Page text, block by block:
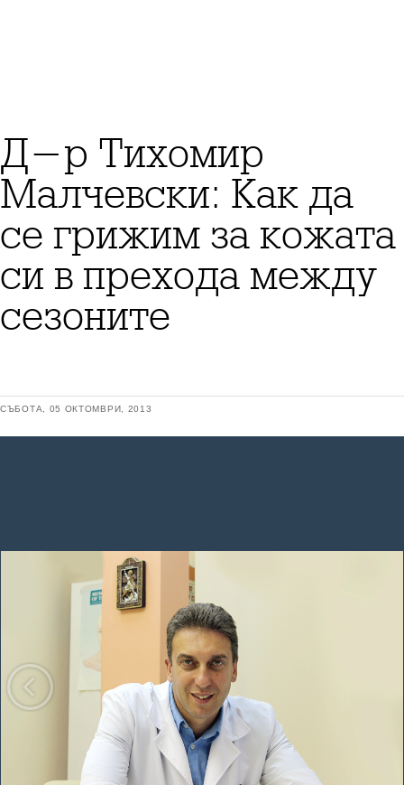
Д-р Тихомир
Малчевски: Как да
се грижим за кожата
си в прехода между
сезоните
СЪБОТА, 05 ОКТОМВРИ, 2013